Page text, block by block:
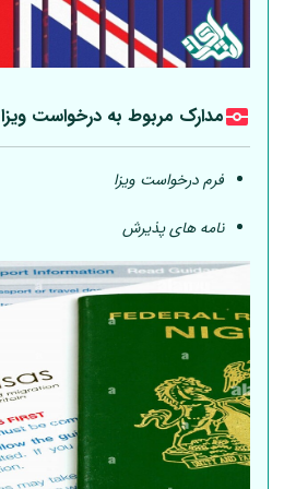
مدارک مربوط به درخواست ویزا
فرم درخواست ویزا
نامه های پذیرش